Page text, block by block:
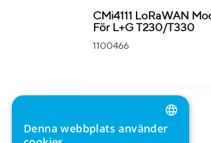
CMi4111 LoRaWAN
För L+G T230/T330
1100466
ENGLISH
Denna webbplats använder